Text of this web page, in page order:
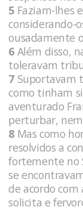
5 Faziam-lhes
considerando-
ousadamente
6 Além disso,
toleravam
7 Suportavam
como tinham
aventurado
perturbar,
8 Mas como
resolvidos a
fortemente no
se
de acordo com
solicita e